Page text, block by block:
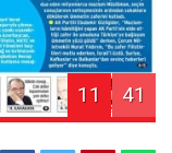
11 41